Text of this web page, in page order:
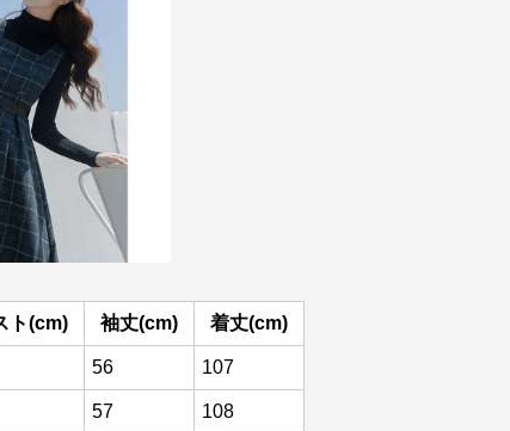
ト(cm) 袖丈(cm) 着丈(cm)
56 107
57 108